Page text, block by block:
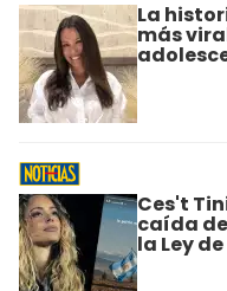
La
más
Ces't
caída
la Ley